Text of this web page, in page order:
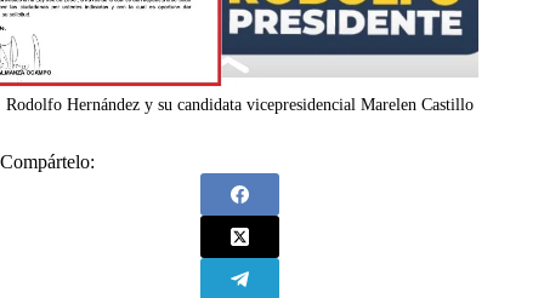
Rodolfo Hernández y su candidata vicepresidencial Marelen Castillo
Compártelo: